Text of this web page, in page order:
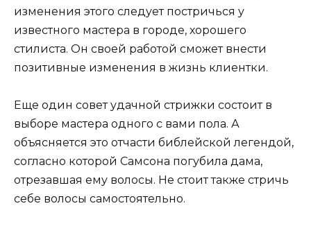
изменения этого следует постричься у
известного мастера в городе, хорошего
стилиста. Он своей работой сможет внести
позитивные изменения в жизнь клиентки.
Еще один совет удачной стрижки состоит в
выборе мастера одного с вами пола. А
объясняется это отчасти библейской легендой,
согласно которой Самсона погубила дама,
отрезавшая ему волосы. Не стоит также стричь
себе волосы самостоятельно.